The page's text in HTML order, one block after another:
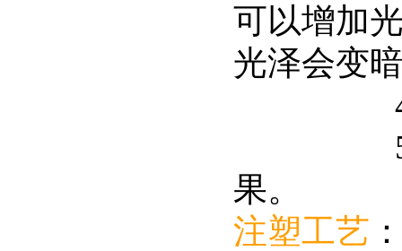
可以增加
光泽会变
4、增
5、加
果。
注塑工艺